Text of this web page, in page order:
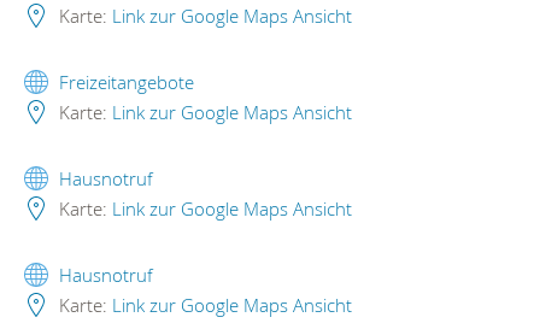
Karte: Link zur Google Maps Ansicht
Freizeitangebote
Karte: Link zur Google Maps Ansicht
Hausnotruf
Karte: Link zur Google Maps Ansicht
Hausnotruf
Karte: Link zur Google Maps Ansicht